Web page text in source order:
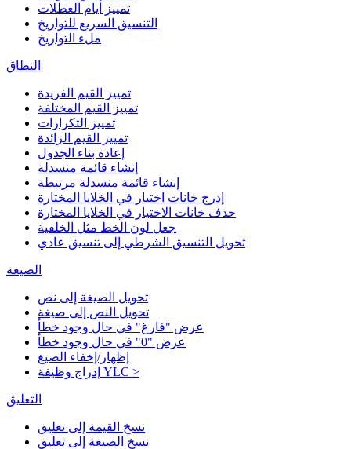
تمييز أيام العطلات
التنسيق السريع للتواريخ
ملء التواريخ
النطاق
تمييز القيم الفريدة
تمييز القيم المختلفة
تمييز التكرارات
تمييز القيم الزائدة
إعادة بناء الجدول
إنشاء قائمة منسدلة
إنشاء قائمة منسدلة مرتبطة
إدرج خانات اختيار في الخلايا المختارة
حذف خانات الاختيار في الخلايا المختارة
جعل لون الخط مثل الخلفية
تحويل التنسيق الشرطي إلى تنسيق عادي
الصيغة
تحويل الصيغة إلى نص
تحويل النص إلى صيغة
عرض "فارغ" في حال وجود خطأ
عرض "0" في حال وجود خطأ
إظهار/إخفاء الصيغ
إدراج وظيفة YLC >
التعليق
نسخ القيمة إلى تعليق
نسخ الصيغة إلى تعليق